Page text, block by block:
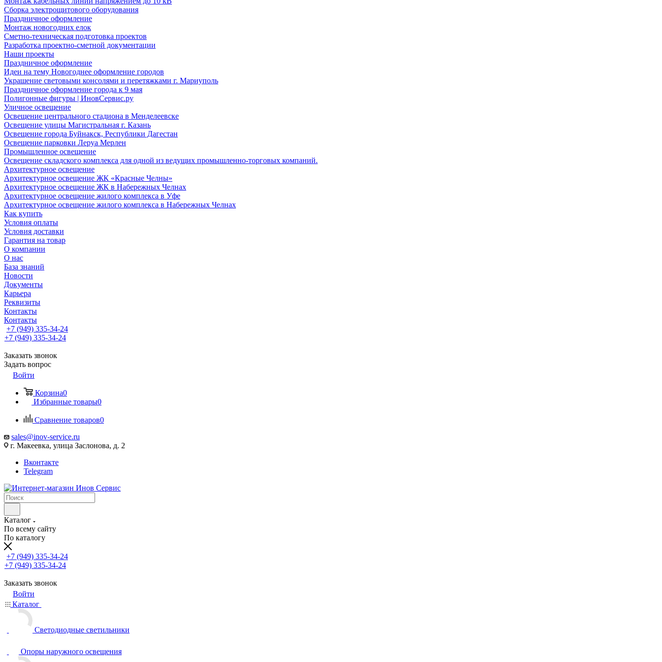
Сборка электрощитового оборудования
Праздничное оформление
Монтаж новогодних елок
Сметно-техническая подготовка проектов
Разработка проектно-сметной документации
Наши проекты
Праздничное оформление
Идеи на тему Новогоднее оформление городов
Украшение световыми консолями и перетяжками г. Мариуполь
Праздничное оформление города к 9 мая
Полигонные фигуры | ИновСервис.ру
Уличное освещение
Освещение центрального стадиона в Менделеевске
Освещение улицы Магистральная г. Казань
Освещение города Буйнакск, Республики Дагестан
Освещение парковки Леруа Мерлен
Промышленное освещение
Освещение складского комплекса для одной из ведущих промышленно-торговых компаний.
Архитектурное освещение
Архитектурное освещение ЖК «Красные Челны»
Архитектурное освещение ЖК в Набережных Челнах
Архитектурное освещение жилого комплекса в Уфе
Архитектурное освещение жилого комплекса в Набережных Челнах
Как купить
Условия оплаты
Условия доставки
Гарантия на товар
О компании
О нас
База знаний
Новости
Документы
Карьера
Реквизиты
Контакты
Контакты
+7 (949) 335-34-24
+7 (949) 335-34-24
Заказать звонок
Задать вопрос
Войти
Корзина0
Избранные товары0
Сравнение товаров0
sales@inov-service.ru
г. Макеевка, улица Заслонова, д. 2
Вконтакте
Telegram
Каталог
По всему сайту
По каталогу
+7 (949) 335-34-24
+7 (949) 335-34-24
Заказать звонок
Войти
Каталог
Светодиодные светильники
Опоры наружного освещения